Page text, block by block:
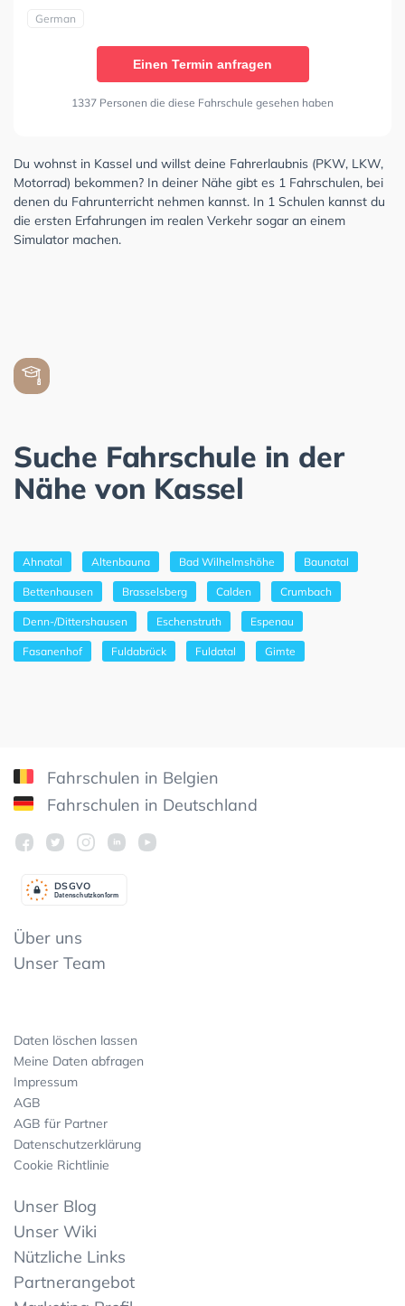
German
Einen Termin anfragen
1337 Personen die diese Fahrschule gesehen haben
Du wohnst in Kassel und willst deine Fahrerlaubnis (PKW, LKW,
Motorrad) bekommen? In deiner Nähe gibt es 1 Fahrschulen, bei
denen du Fahrunterricht nehmen kannst. In 1 Schulen kannst du
die ersten Erfahrungen im realen Verkehr sogar an einem
Simulator machen.
Suche Fahrschule in der
Nähe von Kassel
Ahnatal Altenbauna Bad Wilhelmshöhe Baunatal
Bettenhausen Brasselsberg Calden Crumbach
Denn-/Dittershausen Eschenstruth Espenau
Fasanenhof Fuldabrück Fuldatal Gimte
Fahrschulen in Belgien
Fahrschulen in Deutschland
Datenschutzkonform
DSGVO
Über uns
Unser Team
Daten löschen lassen
Meine Daten abfragen
Impressum
AGB
AGB für Partner
Datenschutzerklärung
Cookie Richtlinie
Unser Blog
Unser Wiki
Nützliche Links
Partnerangebot